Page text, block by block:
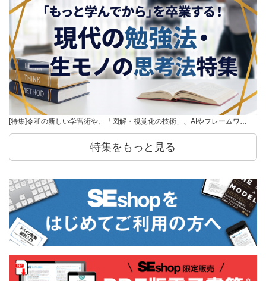
[特集]令和の新しい学習術や、「図解・視覚化の技術」、AIやフレームワ…
特集をもっと見る